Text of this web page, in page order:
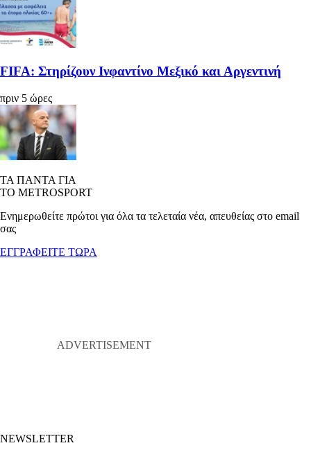
FIFA: Στηρίζουν Ινφαντίνο Μεξικό και Αργεντινή
πριν 5 ώρες
ΤΑ ΠΑΝΤΑ ΓΙΑ
ΤΟ METROSPORT
Ενημερωθείτε πρώτοι για όλα τα τελεταία νέα, απευθείας στο email
σας
ΕΓΓΡΑΦΕΙΤΕ ΤΩΡΑ
NEWSLETTER